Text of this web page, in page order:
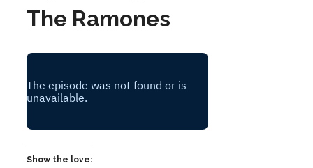
The Ramones
Show the love: